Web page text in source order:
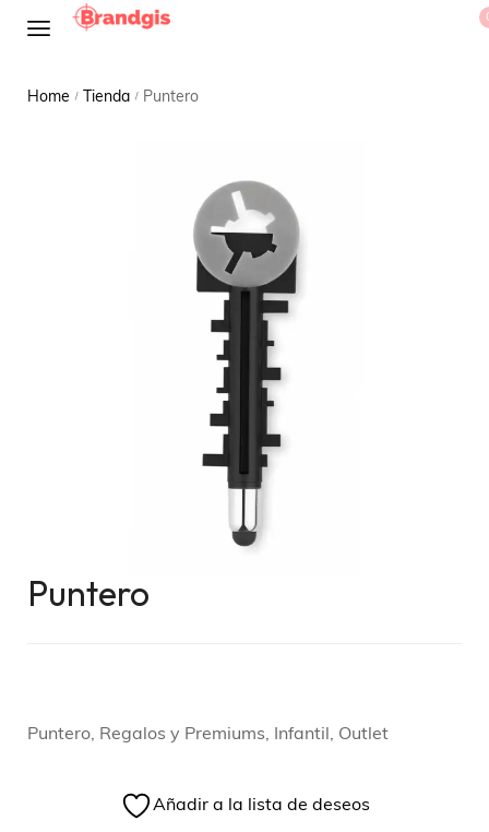
Home / Tienda / Puntero
Puntero
Puntero, Regalos y Premiums, Infantil, Outlet
Añadir a la lista de deseos